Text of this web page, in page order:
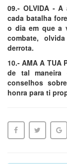
09.- OLVIDA -
cada batalha
o dia em que a
combate,
derrota.
10.- AMA A TUA
de tal
conselhos
honra para ti